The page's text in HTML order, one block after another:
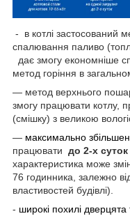
- в котлі застосований
спалювання паливо
дає змогу економніше
метод горіння в
— метод верхнього
змогу працювати котлу,
(смішку) з великою
― максимально
працювати до 2-х суток
характеристика може
76 годинника, залежно
властивостей будівлі).
- широкі похилі